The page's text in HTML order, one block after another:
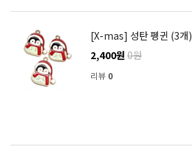
[X-mas] 성탄 펭귄 (3개)
2,400원 0원
리뷰 0